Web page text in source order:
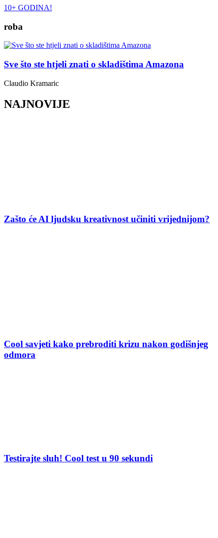
10+ GODINA!
roba
Sve što ste htjeli znati o skladištima Amazona
Claudio Kramaric
NAJNOVIJE
Zašto će AI ljudsku kreativnost učiniti vrijednijom?
Cool savjeti kako prebroditi krizu nakon godišnjeg
odmora
Testirajte sluh! Cool test u 90 sekundi